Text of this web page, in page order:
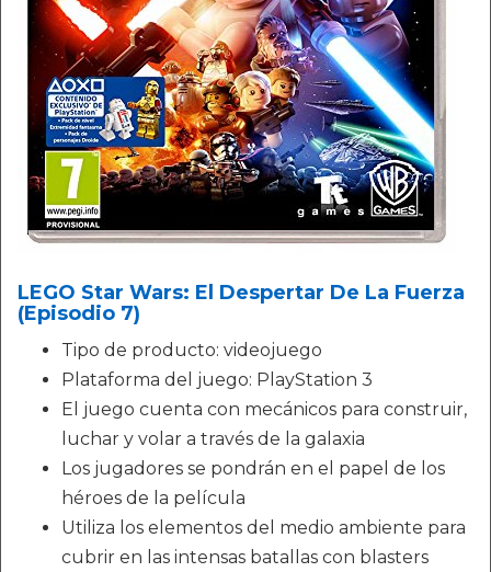
LEGO Star Wars: El Despertar De La Fuerza
(Episodio 7)
Tipo de producto: videojuego
Plataforma del juego: PlayStation 3
El juego cuenta con mecánicos para construir,
luchar y volar a través de la galaxia
Los jugadores se pondrán en el papel de los
héroes de la película
Utiliza los elementos del medio ambiente para
cubrir en las intensas batallas con blasters